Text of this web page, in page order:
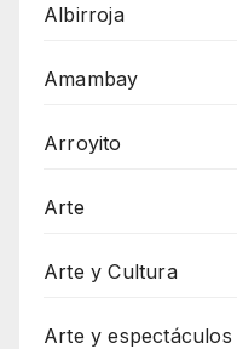
Albirroja
Amambay
Arroyito
Arte
Arte y Cultura
Arte y espectáculos